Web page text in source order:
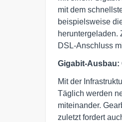
mit dem
beispielsweise
heruntergeladen.
DSL-Anschluss
Gigabit-Ausbau:
Mit der
Täglich werden
miteinander.
zuletzt fordert